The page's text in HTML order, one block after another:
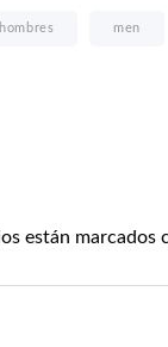
hombres men
están marcados